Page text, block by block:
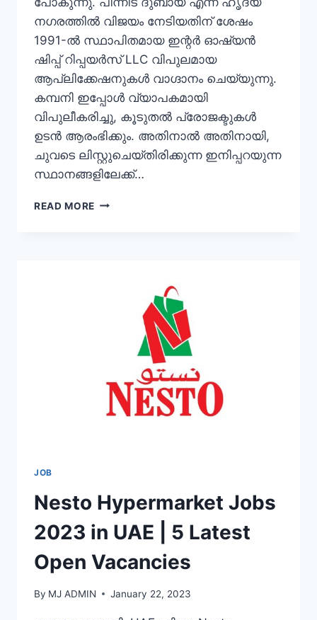
നഗരത്തിൽ വിജയം നേടിയതിന് ശേഷം
1991-ൽ സ്ഥാപിതമായ ഇന്റർ ഓഷ്യൻ
ഷിപ്പ് റിപ്പയർസ് LLC വിപുലമായ
ആപ്ലിക്കേഷനുകൾ വാഗ്ദാനം ചെയ്യുന്നു.
കമ്പനി ഇപ്പോൾ വ്യാപകമായി
വിപുലീകരിച്ചു, കൂടുതൽ പ്രോജക്ടുകൾ
ഉടൻ ആരംഭിക്കും. അതിനാൽ അതിനായി,
ചുവടെ ലിസ്റ്റുചെയ്‌തിരിക്കുന്ന ഇനിപ്പറയുന്ന
സ്ഥാനങ്ങളിലേക്ക്…
READ MORE SHIPPING
JOB
Nesto Hypermarket Jobs
2023 in UAE | 5 Latest
Open Vacancies
By MJ ADMIN January 22, 2023